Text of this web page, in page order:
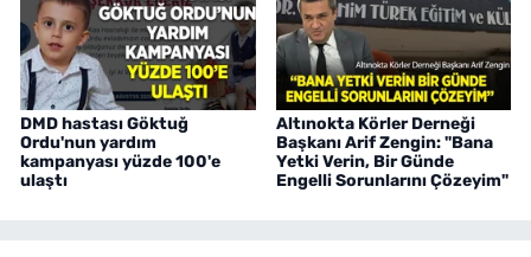
DMD hastası Göktuğ
Ordu'nun yardım
kampanyası yüzde 100'e
ulaştı
Altınokta Körler Derneği
Başkanı Arif Zengin: "Bana
Yetki Verin, Bir Günde
Engelli Sorunlarını Çözeyim"